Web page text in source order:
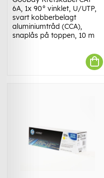
6A, 1x 90° vinklet, U/UTP,
svart kobberbelagt
aluminiumtråd (CCA),
snaplås på toppen, 10 m